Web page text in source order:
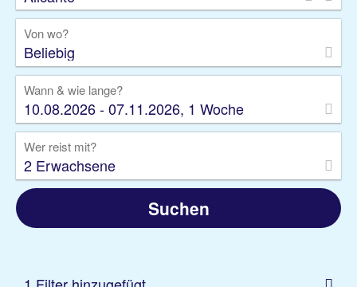
Gruppenreise
Camper Privattransfer
Von wo?
Beliebig
Wann & wie lange?
10.08.2026 - 07.11.2026, 1 Woche
Wer reist mit?
2 Erwachsene
Suchen